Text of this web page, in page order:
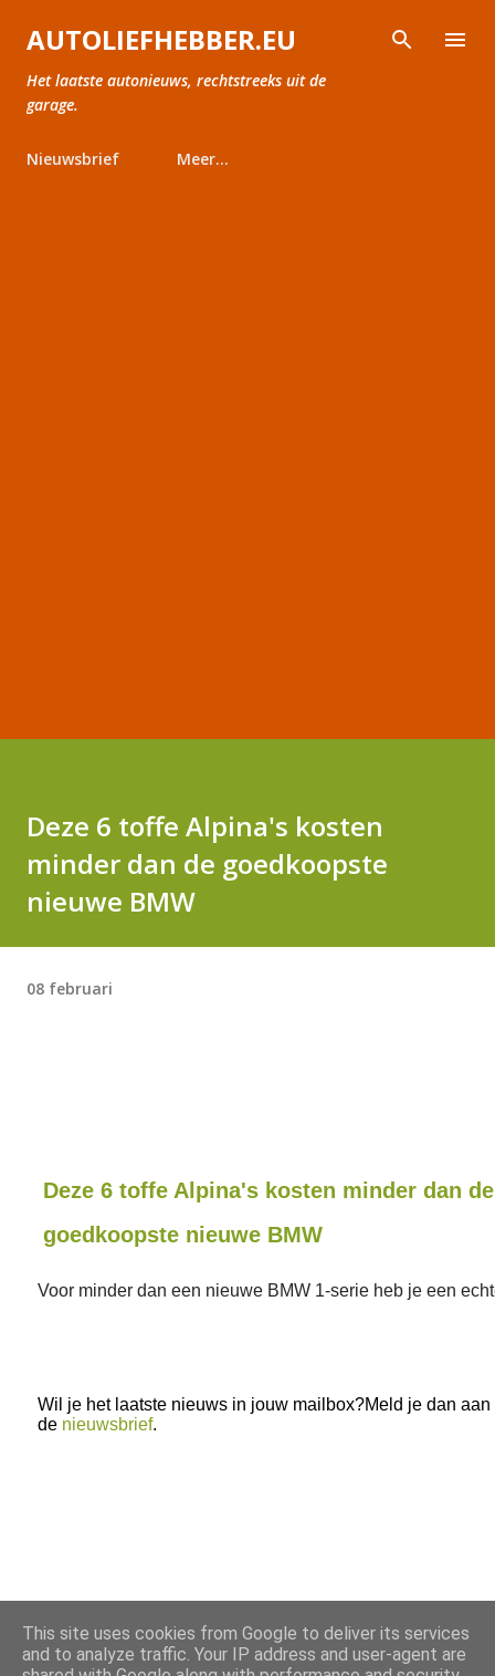
Doorgaan naar hoofdcontent
AUTOLIEFHEBBER.EU
Het laatste autonieuws, rechtstreeks uit de
garage.
Nieuwsbrief Meer…
Deze 6 toffe Alpina's kosten
minder dan de goedkoopste
nieuwe BMW
08 februari
Deze 6 toffe Alpina's kosten minder dan de
goedkoopste nieuwe BMW
Voor minder dan een nieuwe BMW 1-serie heb je een
Wil je het laatste nieuws in jouw mailbox?Meld je dan aan
de nieuwsbrief.
This site uses cookies from Google to deliver its services
and to analyze traffic. Your IP address and user-agent are